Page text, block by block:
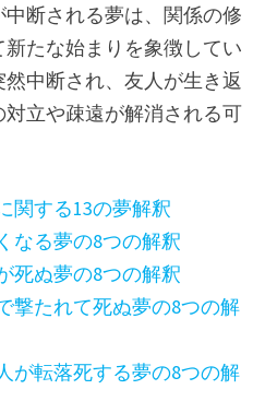
断される夢は、関係の修
たな始まりを象徴してい
中断され、友人が生き返
立や疎遠が解消される可
関する13の夢解釈
なる夢の8つの解釈
死ぬ夢の8つの解釈
撃たれて死ぬ夢の8つの解
が転落死する夢の8つの解